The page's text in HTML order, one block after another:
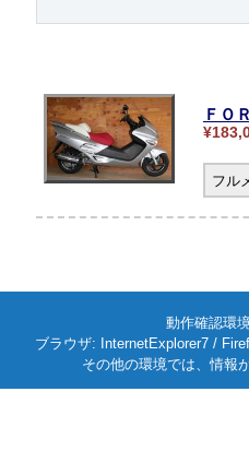
ＦＯ
フル
動作確認環
ブラウザ: InternetExplorer7 /
その他の環境では、情報